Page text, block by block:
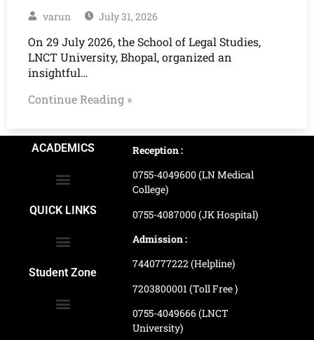
varun July 31, 2026
On 29 July 2026, the School of Legal Studies,
LNCT University, Bhopal, organized an
insightful…
Continue Reading »
ACADEMICS
QUICK LINKS
Student Zone
Reception :
0755-4049600 (LN Medical
College)
0755-4087000 (JK Hospital)
Admission :
7440777222 (Helpline)
7203800001 (Toll Free )
0755-4049666 (LNCT
University)